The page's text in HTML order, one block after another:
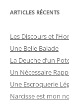
ARTICLES RÉCENTS
Les Discours et
Une Belle Balade
La Deuche d’un
Un Nécessaire
Une Escroquerie
Narcisse est mon